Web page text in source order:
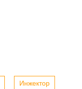
Инжектор